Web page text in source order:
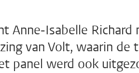
Anne-Isabelle Richard
van Volt, waarin de
panel werd ook